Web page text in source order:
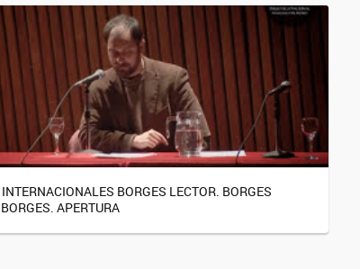
BORGES LECTOR. BORGES
APERTURA